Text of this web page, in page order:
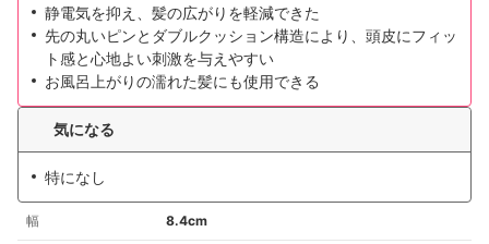
静電気を抑え、髪の広がりを軽減できた
先の丸いピンとダブルクッション構造により、頭皮にフィッ
ト感と心地よい刺激を与えやすい
お風呂上がりの濡れた髪にも使用できる
気になる
特になし
幅 8.4cm